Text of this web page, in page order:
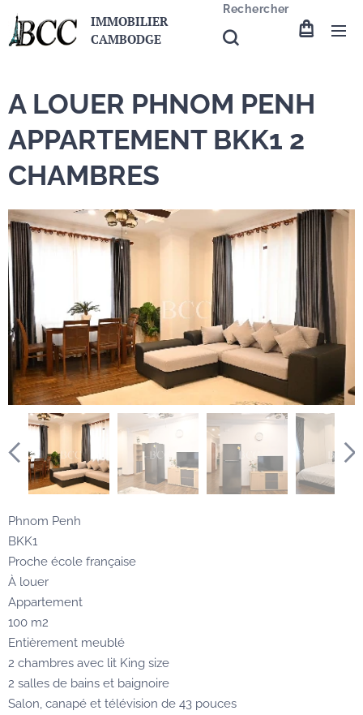
IMMOBILIER
CAMBODGE
Rechercher
A LOUER PHNOM PENH
APPARTEMENT BKK1 2
CHAMBRES
Phnom Penh
BKK1
Proche école française
À louer
Appartement
100 m2
Entièrement meublé
2 chambres avec lit King size
2 salles de bains et baignoire
Salon, canapé et télévision de 43 pouces